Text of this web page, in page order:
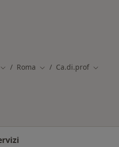
Cambia città
Roma Cambia città
Ca.di.prof